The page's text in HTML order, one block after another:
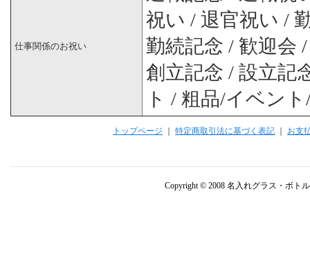
仕事関係のお祝い
祝い / 退官祝い /
勤続記念 / 歓迎会
創立記念 / 設立記
ト / 粗品/イベン
トップページ 特定商取引法に基づく表記 お支
Copyright © 2008 名入れグラス・ボト